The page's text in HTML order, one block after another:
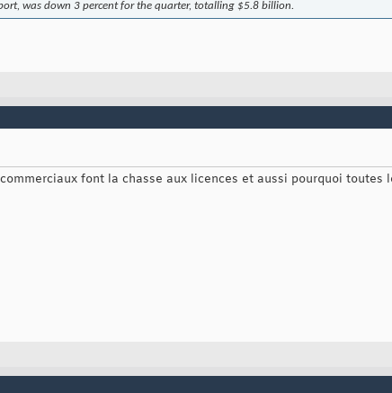
was down 3 percent for the quarter, totalling $5.8 billion.
font la chasse aux licences et aussi pourquoi toutes